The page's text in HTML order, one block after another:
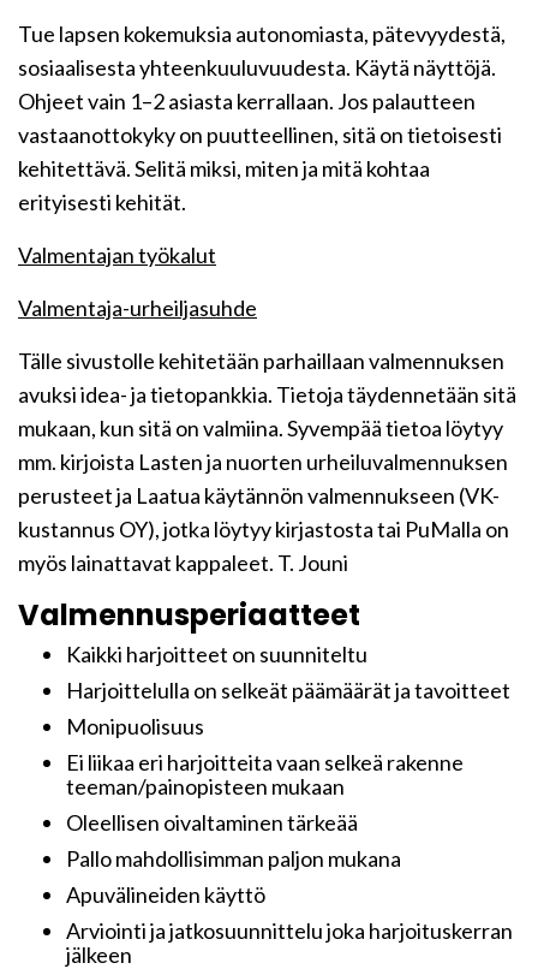
Tue lapsen kokemuksia autonomiasta, pätevyydestä,
sosiaalisesta yhteenkuuluvuudesta. Käytä näyttöjä.
Ohjeet vain 1–2 asiasta kerrallaan. Jos palautteen
vastaanottokyky on puutteellinen, sitä on tietoisesti
kehitettävä. Selitä miksi, miten ja mitä kohtaa
erityisesti kehität.
Valmentajan työkalut
Valmentaja-urheiljasuhde
Tälle sivustolle kehitetään parhaillaan valmennuksen
avuksi idea- ja tietopankkia. Tietoja täydennetään sitä
mukaan, kun sitä on valmiina. Syvempää tietoa löytyy
mm. kirjoista Lasten ja nuorten urheiluvalmennuksen
perusteet ja Laatua käytännön valmennukseen (VK-
kustannus OY), jotka löytyy kirjastosta tai PuMalla on
myös lainattavat kappaleet. T. Jouni
Valmennusperiaatteet
Kaikki harjoitteet on suunniteltu
Harjoittelulla on selkeät päämäärät ja tavoitteet
Monipuolisuus
Ei liikaa eri harjoitteita vaan selkeä rakenne
teeman/painopisteen mukaan
Oleellisen oivaltaminen tärkeää
Pallo mahdollisimman paljon mukana
Apuvälineiden käyttö
Arviointi ja jatkosuunnittelu joka harjoituskerran
jälkeen